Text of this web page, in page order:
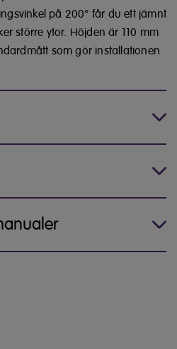
på 200° får du ett jämnt
större ytor. Höjden är 110 mm
som gör installationen